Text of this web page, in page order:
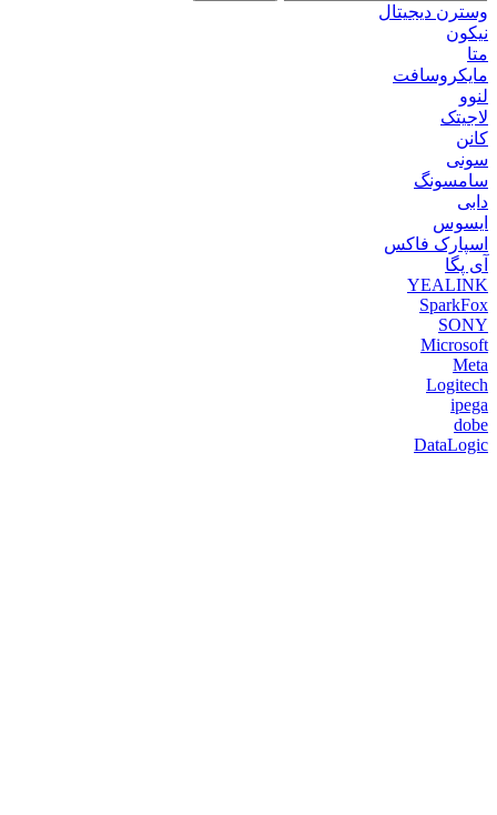
وسترن دیجیتال
نیکون
متا
مایکروسافت
لنوو
لاجیتک
کانن
سونی
سامسونگ
دابی
ایسوس
اسپارک فاکس
آی پگا
YEALINK
SparkFox
SONY
Microsoft
Meta
Logitech
ipega
dobe
DataLogic